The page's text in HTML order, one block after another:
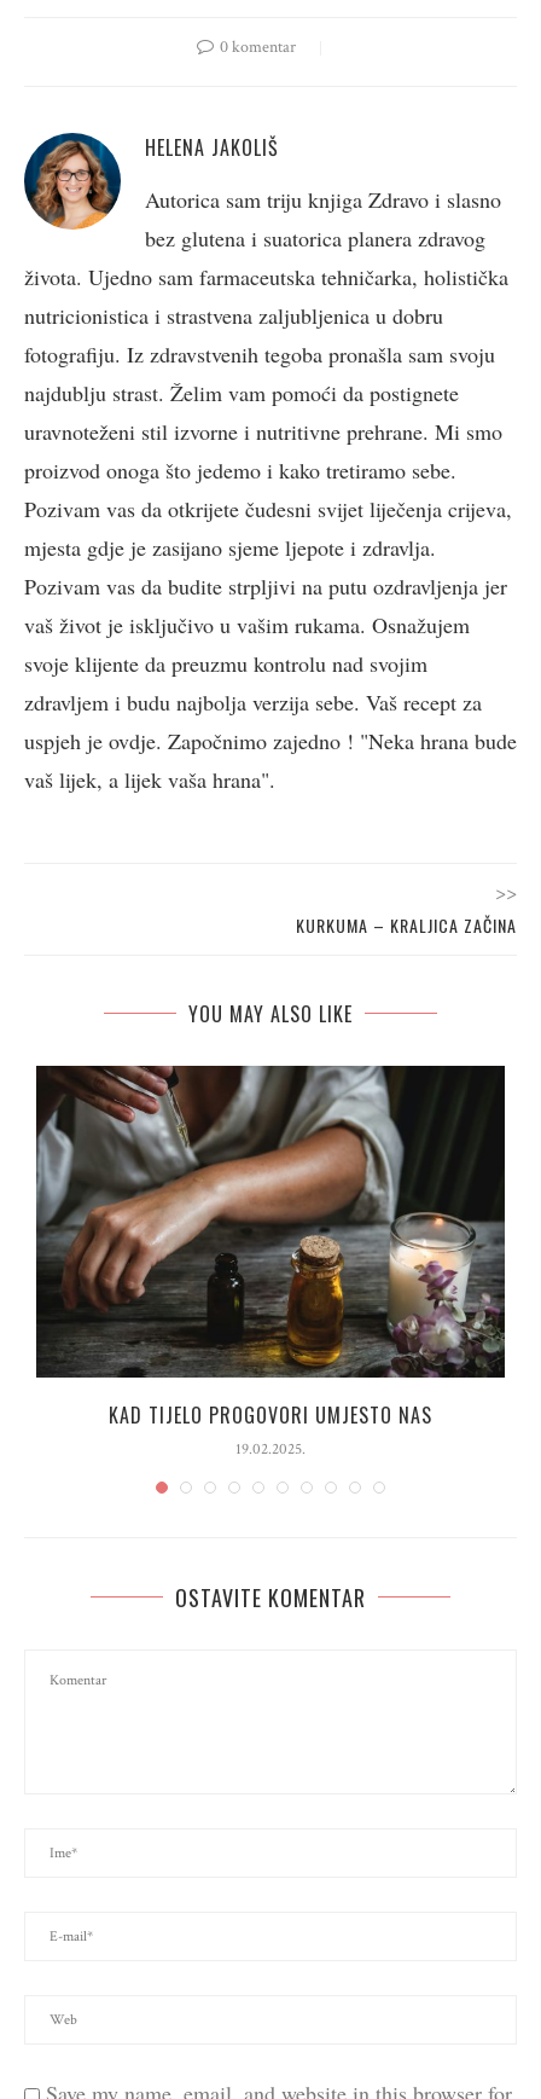
0 komentar
HELENA JAKOLIŠ
Autorica sam triju knjiga Zdravo i slasno
bez glutena i suatorica planera zdravog
života. Ujedno sam farmaceutska tehničarka, holistička
nutricionistica i strastvena zaljubljenica u dobru
fotografiju. Iz zdravstvenih tegoba pronašla sam svoju
najdublju strast. Želim vam pomoći da postignete
uravnoteženi stil izvorne i nutritivne prehrane. Mi smo
proizvod onoga što jedemo i kako tretiramo sebe.
Pozivam vas da otkrijete čudesni svijet liječenja crijeva,
mjesta gdje je zasijano sjeme ljepote i zdravlja.
Pozivam vas da budite strpljivi na putu ozdravljenja jer
vaš život je isključivo u vašim rukama. Osnažujem
svoje klijente da preuzmu kontrolu nad svojim
zdravljem i budu najbolja verzija sebe. Vaš recept za
uspjeh je ovdje. Započnimo zajedno ! "Neka hrana bude
vaš lijek, a lijek vaša hrana".
>>
KURKUMA – KRALJICA ZAČINA
YOU MAY ALSO LIKE
KAD TIJELO PROGOVORI UMJESTO NAS
19.02.2025.
OSTAVITE KOMENTAR
Save my name, email, and website in this browser for